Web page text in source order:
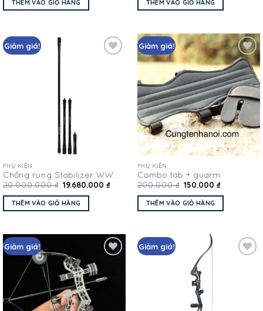
THÊM VÀO GIỎ HÀNG THÊM VÀO GIỎ HÀNG
Giảm giá!
PHỤ KIỆN
Chống rung Stabilizer WW
ACS-EL
20.000.000₫ 19.680.000 ₫
THÊM VÀO GIỎ HÀNG
Giảm giá!
Add
to
wishlist
PHỤ KIỆN
Combo tab + guarm
200.000₫ 150.000 ₫
THÊM VÀO GIỎ HÀNG
Giảm giá!
wishlist
Giảm giá!